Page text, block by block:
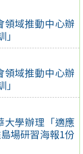
領域推動中心辦
領域推動中心辦
大學辦理「適應
場研習海報1份